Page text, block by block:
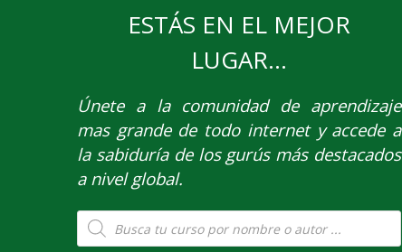
ESTÁS EN EL MEJOR
LUGAR...
Únetea la comunidad de aprendizaje
mas grande de todo internet y accede a
la sabiduría de los gurús más destacados
a nivel global.
Búsqueda
de
productos